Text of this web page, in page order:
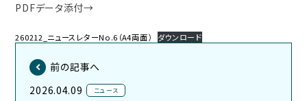
PDFデータ添付→
260212_ニュースレターNo.6（A4両面） ダウンロード
前の記事へ
2026.04.09
ニュース